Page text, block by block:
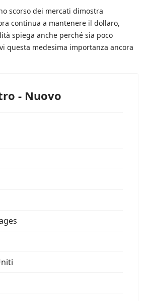
scorso dei mercati dimostra
continua a mantenere il dollaro,
spiega anche perché sia poco
questa medesima importanza ancora
- Nuovo